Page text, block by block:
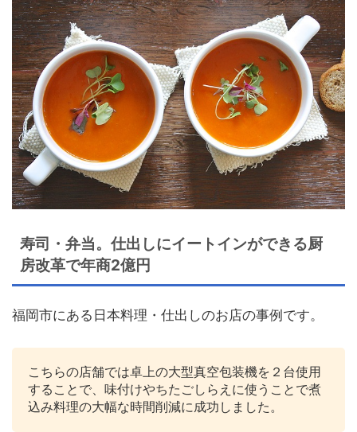
寿司・弁当。仕出しにイートインができる厨
房改革で年商2億円
福岡市にある日本料理・仕出しのお店の事例です。
こちらの店舗では卓上の大型真空包装機を２台使用
することで、味付けやちたごしらえに使うことで煮
込み料理の大幅な時間削減に成功しました。